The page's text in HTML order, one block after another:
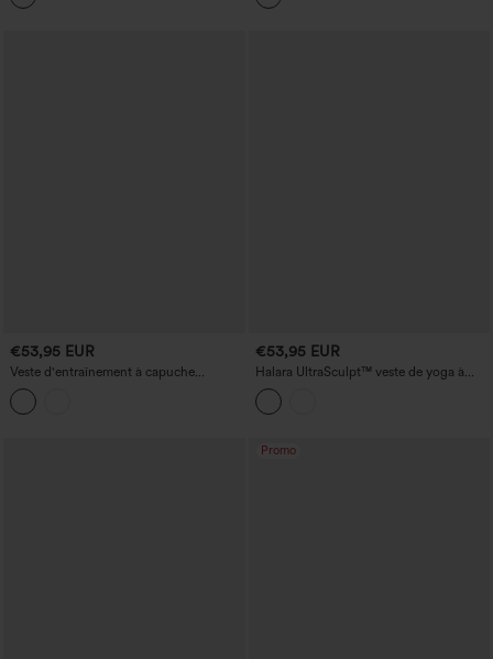
en un)
€53,95 EUR
Veste d'entraînement à capuche
escamotable avec cordon de serrage,
empiècement en mesh contrastant,
ourlet à volants et poche
€53,95 EUR
Halara UltraSculpt™ veste de yoga à
manches longues avec col montant,
froncée, effet push-up, ouverture pour
le pouce et poches
Promo